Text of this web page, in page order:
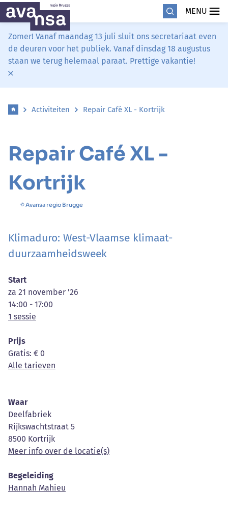
MENU
Zomer! Vanaf maandag 13 juli sluit ons secretariaat even
de deuren voor het publiek. Vanaf dinsdag 18 augustus
staan we terug helemaal paraat. Prettige vakantie!
Activiteiten Repair Café XL - Kortrijk
Repair Café XL -
Kortrijk
© Avansa regio Brugge
Klimaduro: West-Vlaamse klimaat-
duurzaamheidsweek
Start
za 21 november '26
14:00 - 17:00
1 sessie
Prijs
Gratis: € 0
Alle tarieven
Waar
Deelfabriek
Rijkswachtstraat 5
8500 Kortrijk
Meer info over de locatie(s)
Begeleiding
Hannah Mahieu